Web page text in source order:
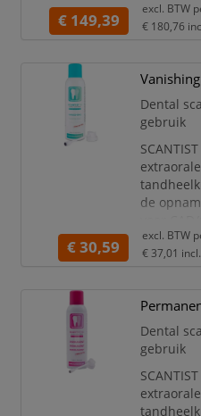
De
en
In
€ 149,39
excl. BTW
€ 180,76
Dental
gebruik
de
camera-/
Coating
van
stompen
€ 30,59
excl. BTW
€ 37,01
Dental
gebruik